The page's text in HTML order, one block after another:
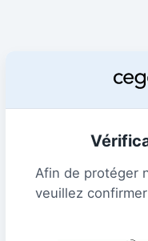
Afin de protéger
veuillez